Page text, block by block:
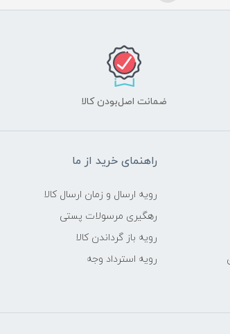
ضمانت اصل‌بودن کالا
راهنمای خرید از ما
رویه ارسال و زمان ارسال کالا
رهگیری مرسولات پستی
رویه باز گرداندن کالا
رویه استرداد وجه